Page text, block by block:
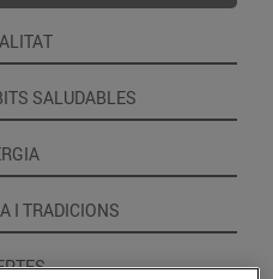
SALUDABLES
I TRADICIONS